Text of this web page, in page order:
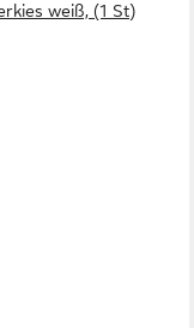
weiß, (1 St)